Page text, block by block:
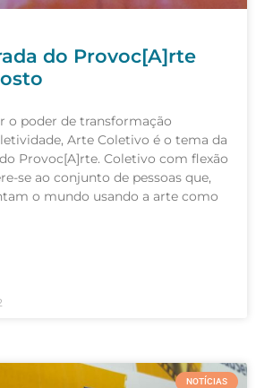
do Provoc[A]rte
o poder de transformação
Arte Coletivo é o tema da
Provoc[A]rte. Coletivo com flexão
se ao conjunto de pessoas que,
o mundo usando a arte como
NOTÍCIAS